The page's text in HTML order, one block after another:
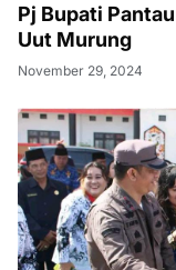
Pj Bupati
Uut Murung
November 29, 2024